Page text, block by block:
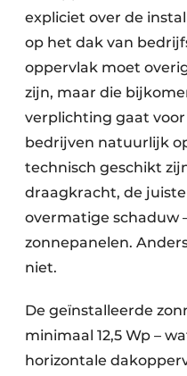
expliciet over de
op het dak van
oppervlak moet
zijn, maar die
verplichting gaat
bedrijven natuurlijk
technisch geschikt
draagkracht, de
overmatige schaduw
zonnepanelen.
niet.
De geïnstalleerde
minimaal 12,5 Wp –
horizontale